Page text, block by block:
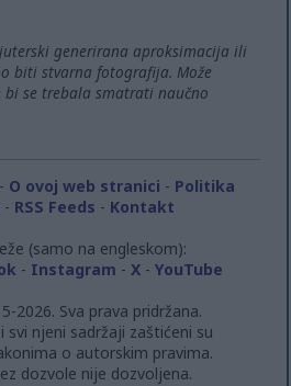
generirana aproksimacija ili
biti stvarna fotografija. Može
se trebala smatrati naučno
- O ovoj web stranici - Politika
- RSS Feeds - Kontakt
(samo na engleskom):
- Instagram - X- YouTube
2026. Sva prava pridržana.
svi njeni sadržaji zaštićeni su
o autorskim pravima.
dozvole nije dozvoljena.